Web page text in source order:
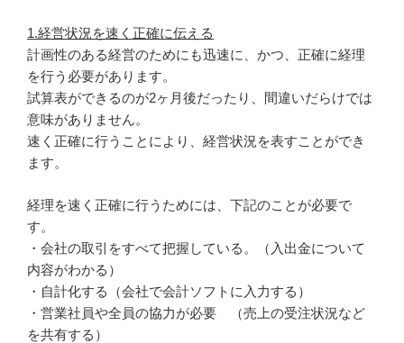
1.経営状況を速く正確に伝える
計画性のある経営のためにも迅速に、かつ、正確に経理
を行う必要があります。
試算表ができるのが2ヶ月後だったり、間違いだらけでは
意味がありません。
速く正確に行うことにより、経営状況を表すことができ
ます。
経理を速く正確に行うためには、下記のことが必要で
す。
・会社の取引をすべて把握している。（入出金について
内容がわかる）
・自計化する（会社で会計ソフトに入力する）
・営業社員や全員の協力が必要 （売上の受注状況など
を共有する）